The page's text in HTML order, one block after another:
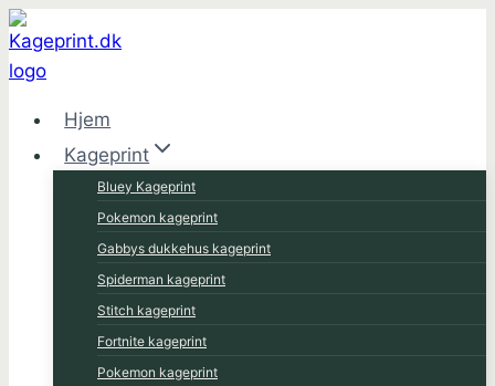
Fortsæt
til
indhold
Hjem
Kageprint
Bluey Kageprint
Pokemon kageprint
Gabbys dukkehus kageprint
Spiderman kageprint
Stitch kageprint
Fortnite kageprint
Pokemon kageprint